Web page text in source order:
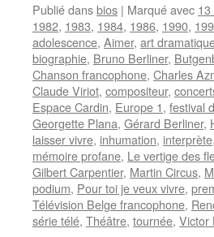
Publié dansbios | Marqué avec
1982, 1983, 1984, 1986, 1990,
adolescence, Aimer, art
biographie, Bruno Berliner,
Chanson francophone, Charles
Claude Viriot, compositeur,
Espace Cardin, Europe 1, festival
Georgette Plana, Gérard Berliner,
laisser vivre, inhumation, interprète,
mémoire profane, Le vertige des
Gilbert Carpentier, Martin Circus,
podium, Pour toi je veux vivre,
Télévision Belge francophone,
série télé, Théâtre, tournée, Victor